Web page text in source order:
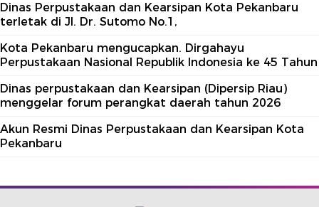
Dinas Perpustakaan dan Kearsipan Kota Pekanbaru
terletak di Jl. Dr. Sutomo No.1,
Kota Pekanbaru mengucapkan. Dirgahayu
Perpustakaan Nasional Republik Indonesia ke 45 Tahun
Dinas perpustakaan dan Kearsipan (Dipersip Riau)
menggelar forum perangkat daerah tahun 2026
Akun Resmi Dinas Perpustakaan dan Kearsipan Kota
Pekanbaru